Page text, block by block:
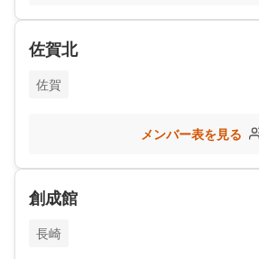
佐賀北
佐賀
メンバー表を見る
創成館
長崎